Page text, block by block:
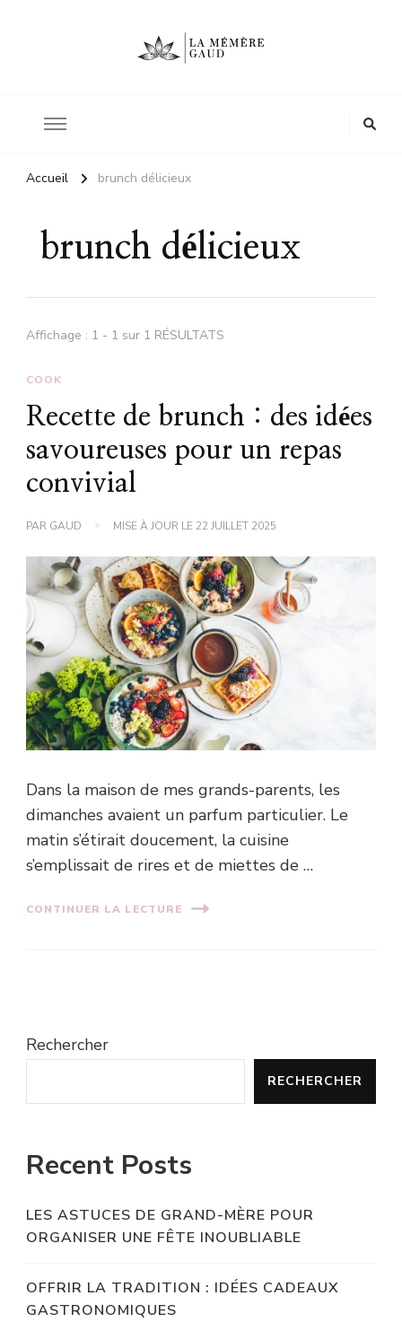
Accueil brunch délicieux
brunch délicieux
Affichage : 1 - 1 sur 1 RÉSULTATS
COOK
Recette de brunch : des idées
savoureuses pour un repas
convivial
PAR GAUD MISE À JOUR LE 22 JUILLET 2025
Dans la maison de mes grands-parents, les
dimanches avaient un parfum particulier. Le
matin s’étirait doucement, la cuisine
s’emplissait de rires et de miettes de …
CONTINUER LA LECTURE
Rechercher
RECHERCHER
Recent Posts
LES ASTUCES DE GRAND-MÈRE POUR
ORGANISER UNE FÊTE INOUBLIABLE
OFFRIR LA TRADITION : IDÉES CADEAUX
GASTRONOMIQUES